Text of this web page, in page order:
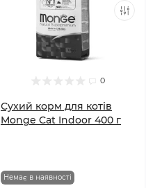
0
Сухий корм для котів
Monge Cat Indoor 400 г
Немає в наявності